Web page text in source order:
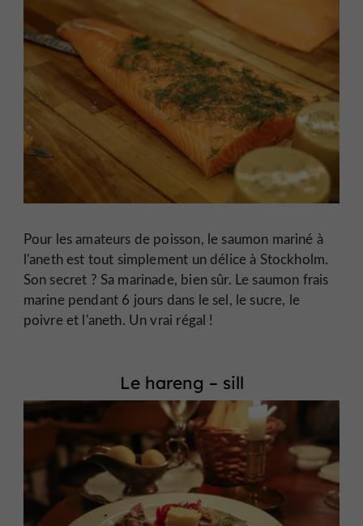
Pour les amateurs de poisson, le saumon mariné à
l'aneth est tout simplement un délice à Stockholm.
Son secret ? Sa marinade, bien sûr. Le saumon frais
marine pendant 6 jours dans le sel, le sucre, le
poivre et l'aneth. Un vrai régal !
Le hareng – sill